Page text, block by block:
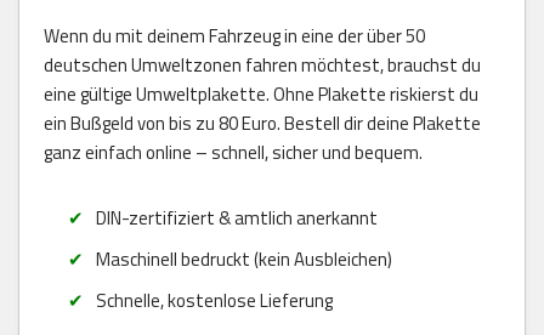
Wenn du mit deinem Fahrzeug in eine der über 50
deutschen Umweltzonen fahren möchtest, brauchst du
eine gültige Umweltplakette. Ohne Plakette riskierst du
ein Bußgeld von bis zu 80 Euro. Bestell dir deine Plakette
ganz einfach online – schnell, sicher und bequem.
DIN-zertifiziert & amtlich anerkannt
Maschinell bedruckt (kein Ausbleichen)
Schnelle, kostenlose Lieferung